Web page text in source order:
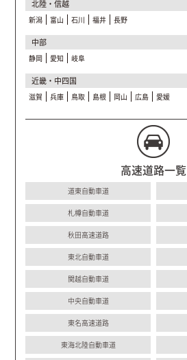
北陸・信越
新潟 富山 石川 福井 長野
中部
静岡 愛知 岐阜
近畿・中四国
滋賀 兵庫 鳥取 島根 岡山 広島 愛媛
高速道路一覧
道東自動車道
札樽自動車道
秋田高速道路
東北自動車道
関越自動車道
中央自動車道
東名高速道路
東海北陸自動車道